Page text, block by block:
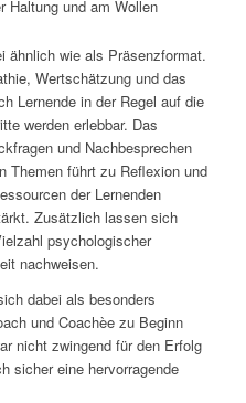
Haltung und am Wollen
ähnlich wie als Präsenzformat.
Wertschätzung und das
Lernende in der Regel auf die
werden erlebbar. Das
und Nachbesprechen
Themen führt zu Reflexion und
der Lernenden
Zusätzlich lassen sich
psychologischer
nachweisen.
dabei als besonders
und Coachèe zu Beginn
nicht zwingend für den Erfolg
sicher eine hervorragende